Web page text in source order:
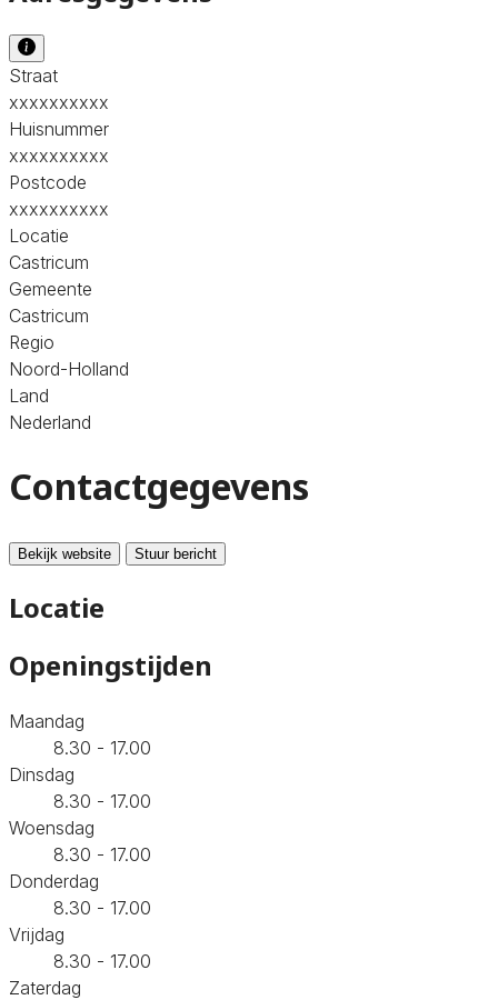
Straat
xxxxxxxxxx
Huisnummer
xxxxxxxxxx
Postcode
xxxxxxxxxx
Locatie
Castricum
Gemeente
Castricum
Regio
Noord-Holland
Land
Nederland
Contactgegevens
Bekijk website Stuur bericht
Locatie
Openingstijden
Maandag
8.30 - 17.00
Dinsdag
8.30 - 17.00
Woensdag
8.30 - 17.00
Donderdag
8.30 - 17.00
Vrijdag
8.30 - 17.00
Zaterdag